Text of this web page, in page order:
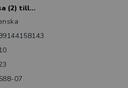
(2) till...
07